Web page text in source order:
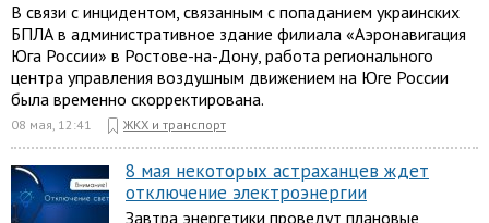
В связи с инцидентом, связанным с попаданием украинских
БПЛА в административное здание филиала «Аэронавигация
Юга России» в Ростове-на-Дону, работа регионального
центра управления воздушным движением на Юге России
была временно скорректирована.
08 мая, 12:41 ЖКХ и транспорт
8 мая некоторых астраханцев ждет
отключение электроэнергии
Завтра энергетики проведут плановые